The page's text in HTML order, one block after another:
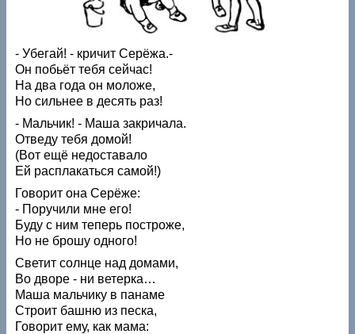
- Убегай! - кричит Серёжа.-
Он побьёт тебя сейчас!
На два года он моложе,
Но сильнее в десять раз!
- Мальчик! - Маша закричала.
Отведу тебя домой!
(Вот ещё недоставало
Ей расплакаться самой!)
Говорит она Серёже:
- Поручили мне его!
Буду с ним теперь построже,
Но не брошу одного!
Светит солнце над домами,
Во дворе - ни ветерка…
Маша мальчику в панаме
Строит башню из песка,
Говорит ему, как мама: